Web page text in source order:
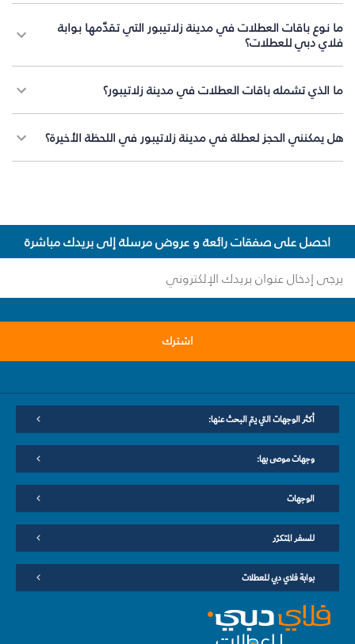
ما نوع باقات العطلات في مدينة زلاتيبور التي تقدّمها بوابة
فلاي دبي للعطلات؟
ما الذي تشمله باقات العطلات في مدينة زلاتيبور؟
هل يمكنني الحجز لعطلة في مدينة زلاتيبور في اللحظة الأخيرة؟
احصل على صفقات رائعة و عروض مرسلة إلى بريدك مباشرة
اشترك
أكثر الوجهات التي يتم البحث عنها:
وجهات موصى بها:
الوجهات
للسفر المتكرّر
بوابة فلاي دبي للعطلات